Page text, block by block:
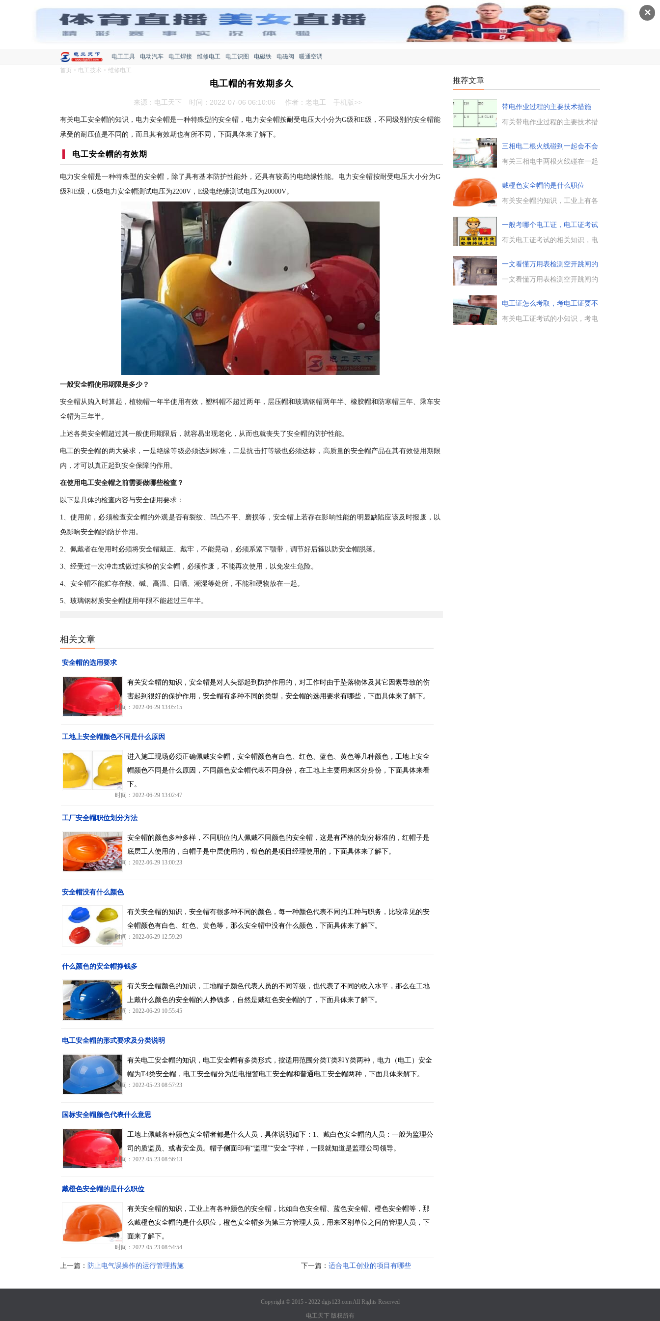
✕
电工工具 电动汽车 电工焊接 维修电工 电工识图 电磁铁 电磁阀
暖通空调
首页 > 电工技术 > 维修电工
电工帽的有效期多久
来源：电工天下 时间：2022-07-06 06:10:06 作者：老电工 手机版>>
有关电工安全帽的知识，电力安全帽是一种特殊型的安全帽，电力安全帽按耐受电压大小分为G级和E级，不同级别的安全帽能
承受的耐压值是不同的，而且其有效期也有所不同，下面具体来了解下。
电工安全帽的有效期
电力安全帽是一种特殊型的安全帽，除了具有基本防护性能外，还具有较高的电绝缘性能。电力安全帽按耐受电压大小分为G
级和E级，G级电力安全帽测试电压为2200V，E级电绝缘测试电压为20000V。
一般安全帽使用期限是多少？
安全帽从购入时算起，植物帽一年半使用有效，塑料帽不超过两年，层压帽和玻璃钢帽两年半、橡胶帽和防寒帽三年、乘车安
全帽为三年半。
上述各类安全帽超过其一般使用期限后，就容易出现老化，从而也就丧失了安全帽的防护性能。
电工的安全帽的两大要求，一是绝缘等级必须达到标准，二是抗击打等级也必须达标，高质量的安全帽产品在其有效使用期限
内，才可以真正起到安全保障的作用。
在使用电工安全帽之前需要做哪些检查？
以下是具体的检查内容与安全使用要求：
1、使用前，必须检查安全帽的外观是否有裂纹、凹凸不平、磨损等，安全帽上若存在影响性能的明显缺陷应该及时报废，以
免影响安全帽的防护作用。
2、佩戴者在使用时必须将安全帽戴正、戴牢，不能晃动，必须系紧下颚带，调节好后箍以防安全帽脱落。
3、经受过一次冲击或做过实验的安全帽，必须作废，不能再次使用，以免发生危险。
4、安全帽不能贮存在酸、碱、高温、日晒、潮湿等处所，不能和硬物放在一起。
5、玻璃钢材质安全帽使用年限不能超过三年半。
相关文章
安全帽的选用要求
有关安全帽的知识，安全帽是对人头部起到防护作用的，对工作时由于坠落物体及其它因素导致的伤
害起到很好的保护作用，安全帽有多种不同的类型，安全帽的选用要求有哪些，下面具体来了解下。
时间：2022-06-29 13:05:15
工地上安全帽颜色不同是什么原因
进入施工现场必须正确佩戴安全帽，安全帽颜色有白色、红色、蓝色、黄色等几种颜色，工地上安全
帽颜色不同是什么原因，不同颜色安全帽代表不同身份，在工地上主要用来区分身份，下面具体来看
下。
时间：2022-06-29 13:02:47
工厂安全帽职位划分方法
安全帽的颜色多种多样，不同职位的人佩戴不同颜色的安全帽，这是有严格的划分标准的，红帽子是
底层工人使用的，白帽子是中层使用的，银色的是项目经理使用的，下面具体来了解下。
时间：2022-06-29 13:00:23
安全帽没有什么颜色
有关安全帽的知识，安全帽有很多种不同的颜色，每一种颜色代表不同的工种与职务，比较常见的安
全帽颜色有白色、红色、黄色等，那么安全帽中没有什么颜色，下面具体来了解下。
时间：2022-06-29 12:59:29
什么颜色的安全帽挣钱多
有关安全帽颜色的知识，工地帽子颜色代表人员的不同等级，也代表了不同的收入水平，那么在工地
上戴什么颜色的安全帽的人挣钱多，自然是戴红色安全帽的了，下面具体来了解下。
时间：2022-06-29 10:55:45
电工安全帽的形式要求及分类说明
有关电工安全帽的知识，电工安全帽有多类形式，按适用范围分类T类和Y类两种，电力（电工）安全
帽为T4类安全帽，电工安全帽分为近电报警电工安全帽和普通电工安全帽两种，下面具体来解下。
时间：2022-05-23 08:57:23
国标安全帽颜色代表什么意思
工地上佩戴各种颜色安全帽者都是什么人员，具体说明如下：1、戴白色安全帽的人员：一般为监理公
司的质监员、或者安全员。帽子侧面印有“监理”“安全”字样，一眼就知道是监理公司领导。
时间：2022-05-23 08:56:13
戴橙色安全帽的是什么职位
有关安全帽的知识，工业上有各种颜色的安全帽，比如白色安全帽、蓝色安全帽、橙色安全帽等，那
么戴橙色安全帽的是什么职位，橙色安全帽多为第三方管理人员，用来区别单位之间的管理人员，下
面来了解下。
时间：2022-05-23 08:54:54
上一篇： 防止电气误操作的运行管理措施 下一篇： 适合电工创业的项目有哪些
推荐文章
带电作业过程的主要技术措施
有关带电作业过程的主要技术措
距离，绝缘工具最小有效绝缘长
度，将高压电场场强限制到对人
身无损害的程度，并制订带电作
三相电二根火线碰到一起会不会
短
有关三相电中两根火线碰在一起
时，究竟会不会造成短路的问
题，火线与火线之间是否存在断
路现象，一起来看下。...
戴橙色安全帽的是什么职位
有关安全帽的知识，工业上有各
帽、蓝色安全帽、橙色安全帽
等，那么戴橙色安全帽的是什么
职位，橙色安全帽多为第三方管
理人员，下面来了解下。...
一般考哪个电工证，电工证考试
时间
有关电工证考试的相关知识，电
究竟哪一种电工证，这个最好是
与工作需求相结合，然后报考对
应的电工证，具体电工证的考试
以。...
一文看懂万用表检测空开跳闸的
一文看懂万用表检测空开跳闸的
有三种，一是短路，二是过载，
三是误动作。短路不用测量，有
明显的声光电现象，一般是排除
电工证怎么考取，考电工证要不
要报
有关电工证考试的小知识，考电
Copyright © 2015 - 2022 dgjs123.com All Rights Reserved
电工天下 版权所有